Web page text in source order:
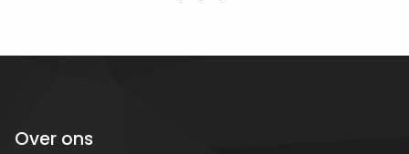
Over ons